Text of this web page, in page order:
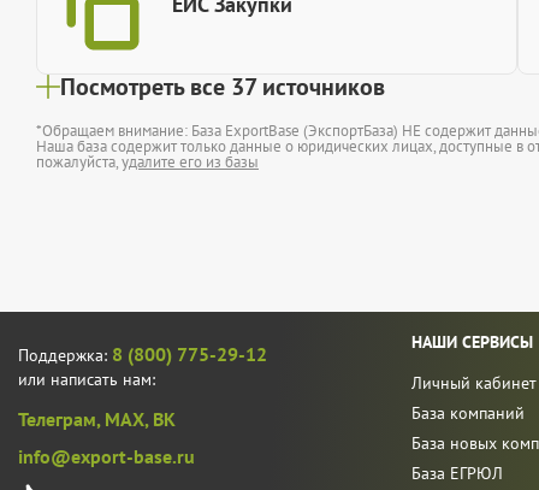
Посмотреть все 37 источников
*Обращаем внимание: База ExportBase (ЭкспортБаза) НЕ содержит
Наша база содержит только данные о юридических лицах, доступные в
пожалуйста,удалите его из базы
Поддержка: 8 (800) 775-29-12
или написать нам:
Телеграм, MAX, ВК
info@export-base.ru
НАШИ СЕРВИСЫ
Личный кабинет
База компаний
База новых
База ЕГРЮЛ